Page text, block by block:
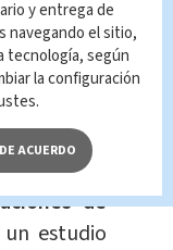
las
de cada
se
especial
de
estudio
y entrega de
navegando el sitio,
tecnología, según
la configuración
ACUERDO